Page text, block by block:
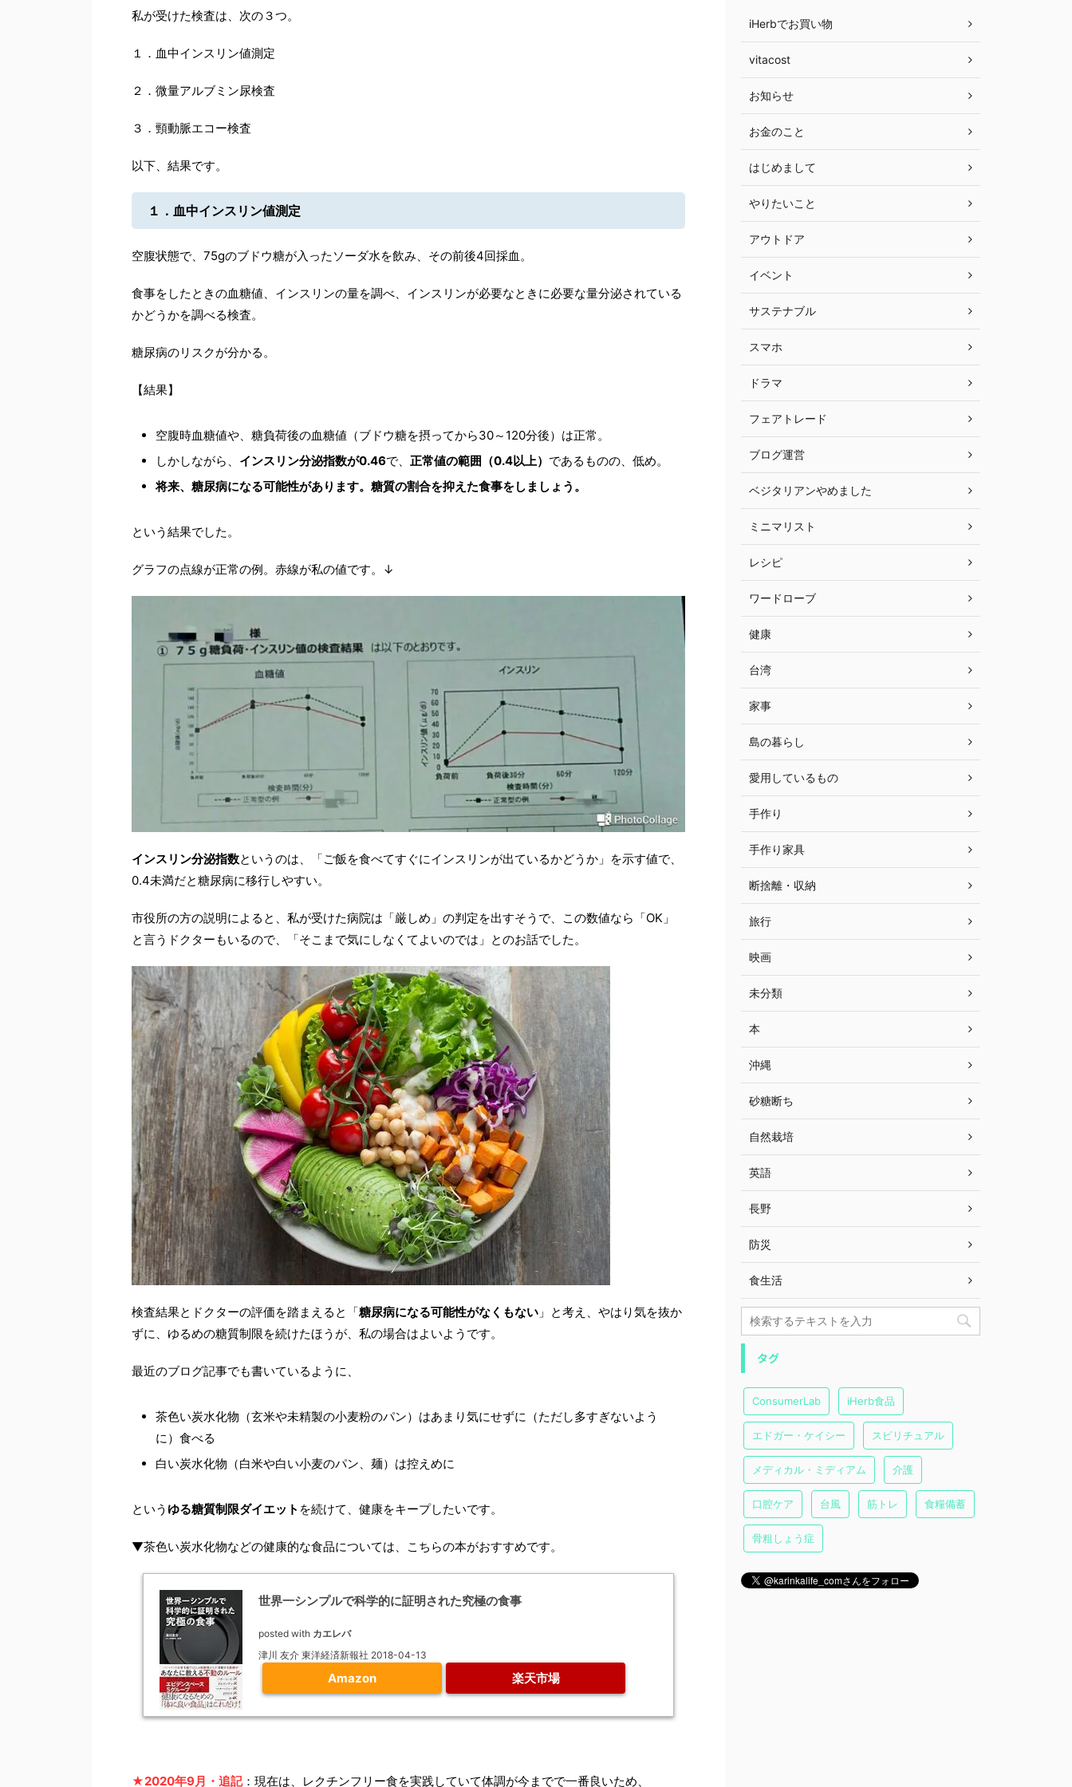
私が受けた検査は、次の３つ。
１．血中インスリン値測定
２．微量アルブミン尿検査
３．頸動脈エコー検査
以下、結果です。
１．血中インスリン値測定
空腹状態で、75gのブドウ糖が入ったソーダ水を飲み、その前後4回採血。
食事をしたときの血糖値、インスリンの量を調べ、インスリンが必要なときに必要な量分泌されている
かどうかを調べる検査。
糖尿病のリスクが分かる。
【結果】
空腹時血糖値や、糖負荷後の血糖値（ブドウ糖を摂ってから30～120分後）は正常。
しかしながら、 インスリン分泌指数が0.46で、 正常値の範囲（0.4以上） であるものの、低め。
将来、糖尿病になる可能性があります。糖質の割合を抑えた食事をしましょう。
という結果でした。
グラフの点線が正常の例。赤線が私の値です。↓
インスリン分泌指数というのは、「ご飯を食べてすぐにインスリンが出ているかどうか」を示す値で、
0.4未満だと糖尿病に移行しやすい。
市役所の方の説明によると、私が受けた病院は「厳しめ」の判定を出すそうで、この数値なら「OK」
と言うドクターもいるので、「そこまで気にしなくてよいのでは」とのお話でした。
検査結果とドクターの評価を踏まえると「糖尿病になる可能性がなくもない 」と考え、やはり気を抜か
ずに、ゆるめの糖質制限を続けたほうが、私の場合はよいようです。
最近のブログ記事でも書いているように、
茶色い炭水化物（玄米や未精製の小麦粉のパン）はあまり気にせずに（ただし多すぎないよう
に）食べる
白い炭水化物（白米や白い小麦のパン、麺）は控えめに
という ゆる糖質制限ダイエット を続けて、健康をキープしたいです。
▼茶色い炭水化物などの健康的な食品については、こちらの本がおすすめです。
世界一シンプルで科学的に証明された究極の食事
posted with カエレバ
津川 友介 東洋経済新報社 2018-04-13
Amazon 楽天市場
★2020年9月・追記：現在は、レクチンフリー食を実践していて体調が今までで一番良いため、
iHerbでお買い物
vitacost
お知らせ
お金のこと
はじめまして
やりたいこと
アウトドア
イベント
サステナブル
スマホ
ドラマ
フェアトレード
ブログ運営
ベジタリアンやめました
ミニマリスト
レシピ
ワードローブ
健康
台湾
家事
島の暮らし
愛用しているもの
手作り
手作り家具
断捨離・収納
旅行
映画
未分類
本
沖縄
砂糖断ち
自然栽培
英語
長野
防災
食生活
タグ
ConsumerLab iHerb食品
エドガー・ケイシー スピリチュアル
メディカル・ミディアム 介護
口腔ケア 台風 筋トレ 食糧備蓄
骨粗しょう症